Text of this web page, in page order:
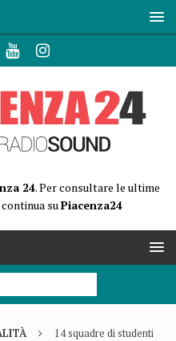
24. Per consultare le ultime
suPiacenza24
14 squadre di studenti